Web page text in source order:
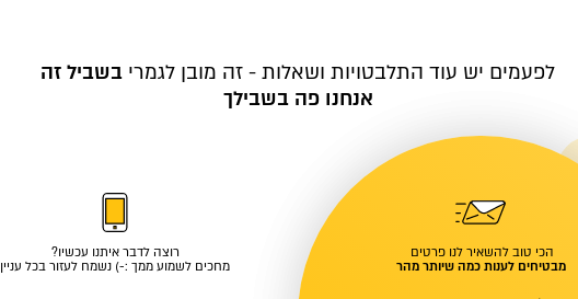
לפעמים יש עוד התלבטויות ושאלות - זה מובן לגמרי בשביל זה
אנחנו פה בשבילך
הכי טוב להשאיר לנו פרטים
מבטיחים לענות כמה שיותר מהר
רוצה לדבר איתנו עכשיו?
מחכים לשמוע ממך :-) נשמח לעזור בכל עניין